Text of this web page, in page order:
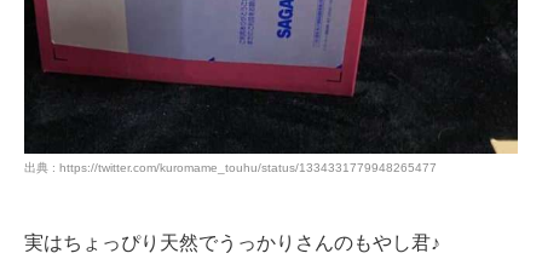
出典 : https://twitter.com/kuromame_touhu/status/1334331779948265477
実はちょっぴり天然でうっかりさんのもやし君♪